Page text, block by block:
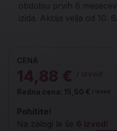
obdobju prvih 6
izida. Akcija velja od 10.
CENA
14,88 €
Redna cena: 15,50 € / izvod
Pohitite!
Na zalogi le še 6 izvod !